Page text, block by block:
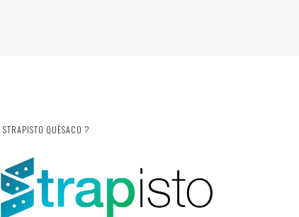
STRAPISTO QUÈSACO ?